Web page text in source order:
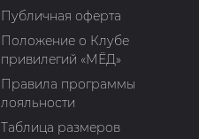
Публичная оферта
Положение о Клубе
привилегий «МЁД»
Правила программы
лояльности
Таблица размеров